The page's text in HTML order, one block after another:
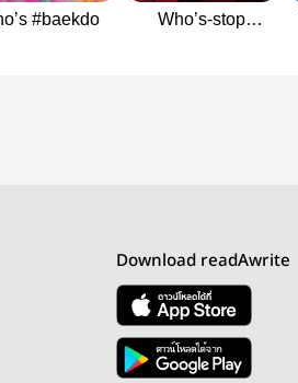
#baekdo
Who’s-stop
Download readAwrite